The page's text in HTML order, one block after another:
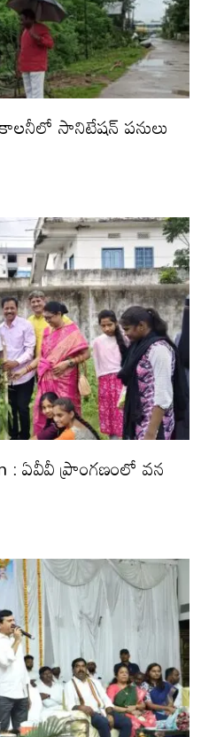
కాలనీలో సానిటేషన్ పనులు
: ఏవీవీ ప్రాంగణంలో వన